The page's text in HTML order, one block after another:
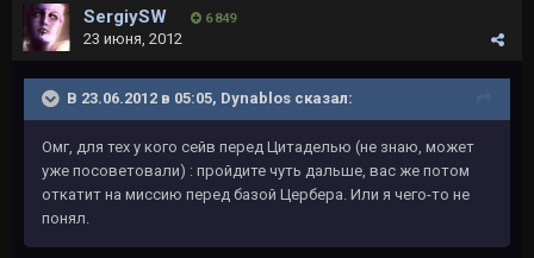
SergiySW 6 849
23 июня, 2012
В 23.06.2012 в 05:05, Dynablos сказал:
Омг, для тех у кого сейв перед Цитаделью (не знаю, может
уже посоветовали) : пройдите чуть дальше, вас же потом
откатит на миссию перед базой Цербера. Или я чего-то не
понял.